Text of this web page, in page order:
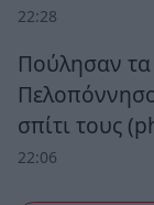
22:28
Πούλησαν
σπίτι τους
22:06